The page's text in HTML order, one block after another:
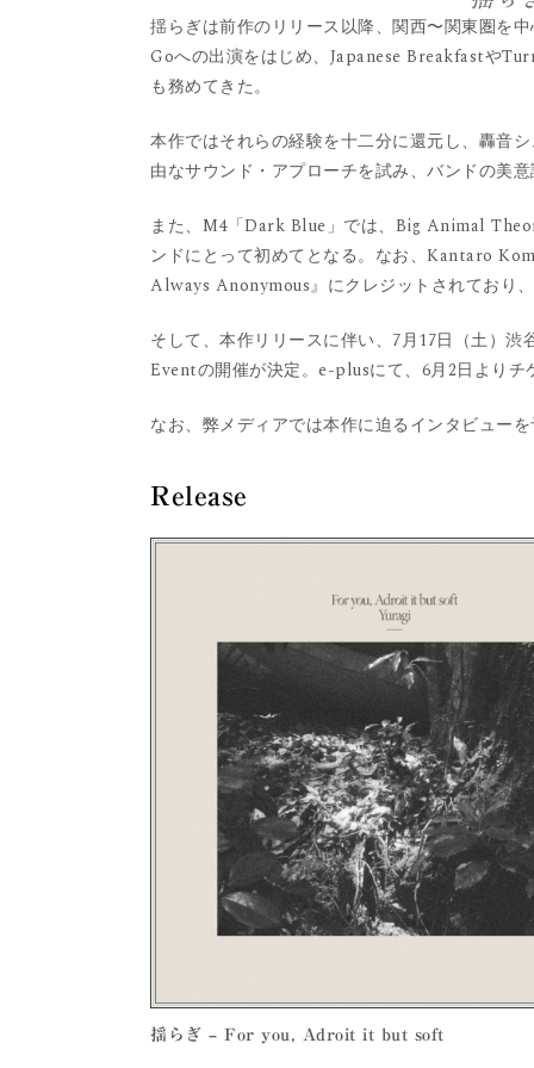
揺らぎは前作のリリース以降、関西〜関東圏を
Goへの出演をはじめ、Japanese Breakfastや
も務めてきた。
本作ではそれらの経験を十二分に還元し、轟音
由なサウンド・アプローチを試み、バンドの美
また、M4「Dark Blue」では、Big Animal
ンドにとって初めてとなる。なお、Kantaro
Always Anonymous』にクレジットされており
そして、本作リリースに伴い、7月17日（土）
Eventの開催が決定。e-plusにて、6月2日より
なお、弊メディアでは本作に迫るインタビュー
Release
揺らぎ – For you, Adroit it but soft